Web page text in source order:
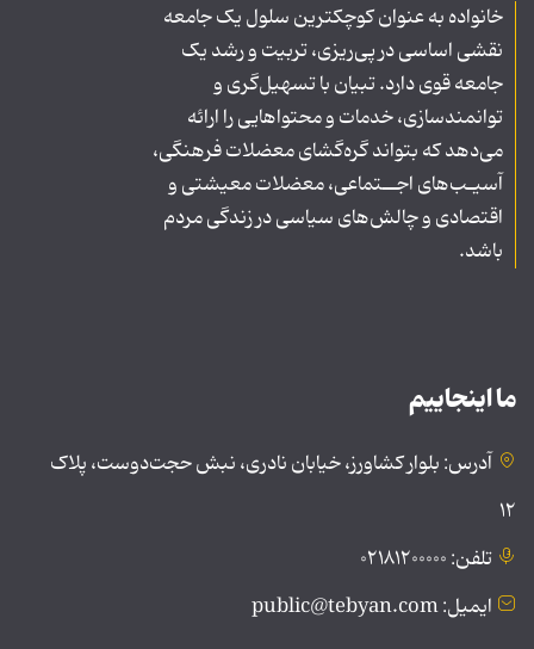
خانواده به عنوان کوچکترین سلول یک جامعه
نقشی اساسی در پی‌ریزی، تربیت و رشد یک
جامعه قوی دارد. تبیان با تسهیل‌گری و
توانمندسازی، خدمات و محتواهایی را ارائه
می‌دهد که بتواند گره‌گشای معضلات فرهنگی،
آسیـب‌های اجــتماعی، معضلات معیشتی و
اقتصادی و چالش‌های سیاسی در زندگی مردم
باشد.
ما اینجاییم
آدرس: بلوار کشاورز، خیابان نادری، نبش حجت‌دوست، پلاک
۱۲
تلفن: ۰۲۱۸۱۲۰۰۰۰۰
ایمیل: public@tebyan.com